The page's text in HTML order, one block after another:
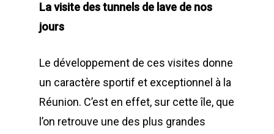
La visite des tunnels de lave de nos
jours
Le développement de ces visites donne
un caractère sportif et exceptionnel à la
Réunion. C’est en effet, sur cette île, que
l’on retrouve une des plus grandes